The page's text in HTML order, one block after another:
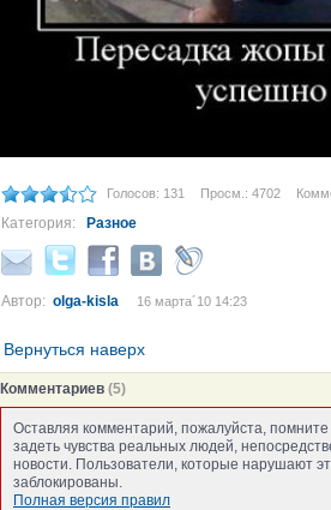
Голосов: 131 Просм.: 4702
Категория: Разное
Автор: olga-kisla 16 марта´10 14:23
Вернуться наверх
Комментариев (5)
Оставляя комментарий, пожалуйста,
задеть чувства реальных людей,
новости. Пользователи, которые нарушают
заблокированы.
Полная версия правил